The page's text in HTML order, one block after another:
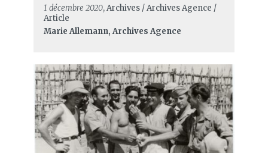
1 décembre 2020, Archives / Archives Agence /
Article
Marie Allemann, Archives Agence